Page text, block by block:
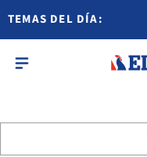
TEMAS DEL DÍA: